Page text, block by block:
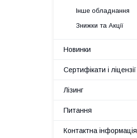
Інше обладнання
Знижки та Акції
Новинки
Сертифікати і ліцензії
Лізинг
Питання
Контактна інформація